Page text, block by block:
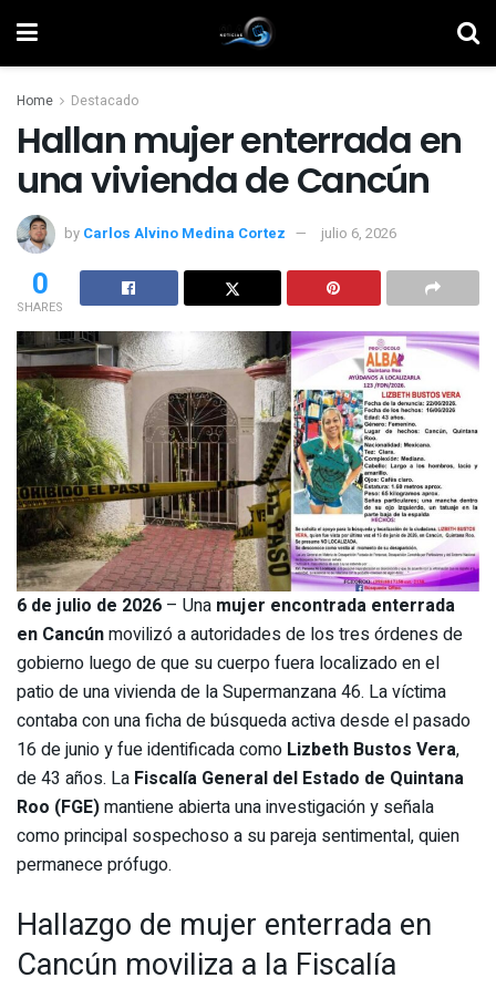
Home Destacado
Hallan mujer enterrada en
una vivienda de Cancún
by Carlos Alvino Medina Cortez julio 6, 2026
0
SHARES
6 de julio de 2026 – Una mujer encontrada enterrada
en Cancúnmovilizó a autoridades de los tres órdenes de
gobierno luego de que su cuerpo fuera localizado en el
patio de una vivienda de la Supermanzana 46. La víctima
contaba con una ficha de búsqueda activa desde el pasado
16 de junio y fue identificada como Lizbeth Bustos Vera,
de 43 años. La Fiscalía General del Estado de Quintana
Roo (FGE)mantiene abierta una investigación y señala
como principal sospechoso a su pareja sentimental, quien
permanece prófugo.
Hallazgo de mujer enterrada en
Cancún moviliza a la Fiscalía